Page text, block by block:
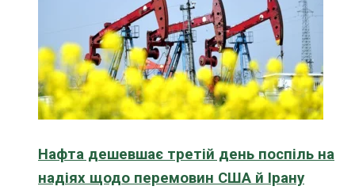
Нафта дешевшає третій день поспіль на
надіях щодо перемовин США й Ірану